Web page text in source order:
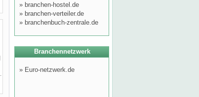
» branchen-hostel.de
» branchen-verteiler.de
» branchenbuch-zentrale.de
Branchennetzwerk
» Euro-netzwerk.de